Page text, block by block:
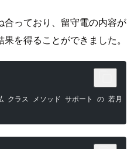
っており、留守電の内容が
を得ることができました。
クラス メソッド サポート の 若